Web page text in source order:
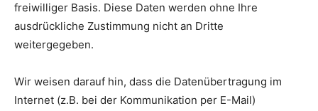
freiwilliger Basis. Diese Daten werden ohne Ihre
ausdrückliche Zustimmung nicht an Dritte
weitergegeben.
Wir weisen darauf hin, dass die Datenübertragung im
Internet (z.B. bei der Kommunikation per E-Mail)